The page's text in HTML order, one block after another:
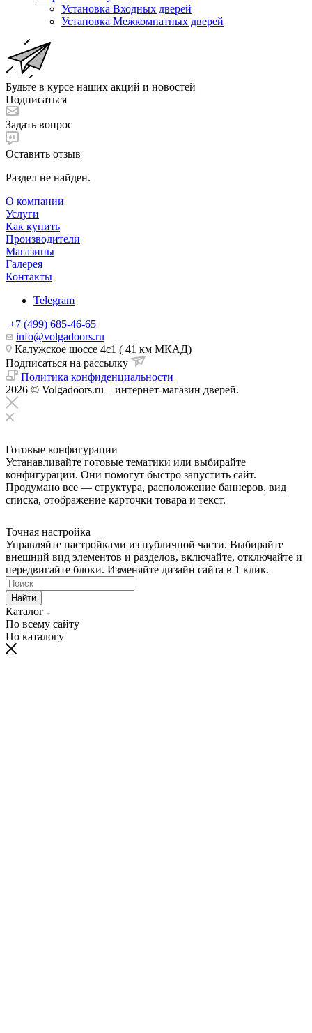
Установка Входных дверей
Установка Межкомнатных дверей
Будьте в курсе наших акций и новостей
Подписаться
Задать вопрос
Оставить отзыв
Раздел не найден.
О компании
Услуги
Как купить
Производители
Магазины
Галерея
Контакты
Telegram
+7 (499) 685-46-65
info@volgadoors.ru
Калужское шоссе 4с1 ( 41 км МКАД)
Подписаться на рассылку
Политика конфиденциальности
2026 © Volgadoors.ru – интернет-магазин дверей.
Готовые конфигурации
Устанавливайте готовые тематики или выбирайте
конфигурации. Они помогут быстро запустить сайт.
Продумано все — структура, расположение баннеров, вид
списка, отображение карточки товара и текст.
Точная настройка
Управляйте настройками из публичной части. Выбирайте
внешний вид элементов и разделов, включайте, отключайте и
передвигайте блоки. Изменяйте дизайн сайта в 1 клик.
Найти
Каталог
По всему сайту
По каталогу